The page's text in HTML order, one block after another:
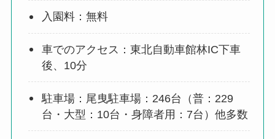
入園料：無料
車でのアクセス：東北自動車館林IC下車
後、10分
駐車場：尾曳駐車場：246台（普：229
台・大型：10台・身障者用：7台）他多数